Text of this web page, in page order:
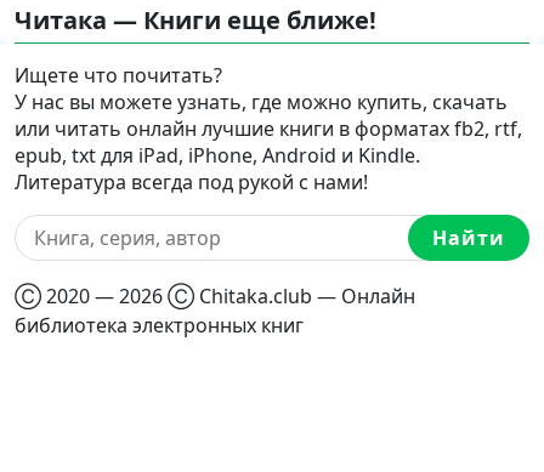
Читака — Книги еще ближе!
Ищете что почитать?
У нас вы можете узнать, где можно купить, скачать
или читать онлайн лучшие книги в форматах fb2, rtf,
epub, txt для iPad, iPhone, Android и Kindle.
Литература всегда под рукой с нами!
Найти
Ⓒ 2020 — 2026 Ⓒ Chitaka.club — Онлайн
библиотека электронных книг